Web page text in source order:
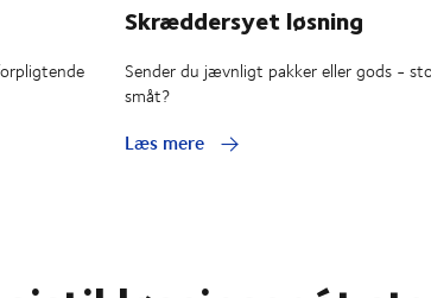
Skræddersyet løsning
Sender du jævnligt pakker eller gods -
småt?
Læs mere